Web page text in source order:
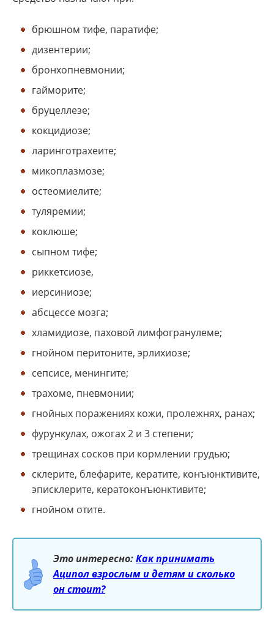
брюшном тифе, паратифе;
дизентерии;
бронхопневмонии;
гайморите;
бруцеллезе;
кокцидиозе;
ларинготрахеите;
микоплазмозе;
остеомиелите;
туляремии;
коклюше;
сыпном тифе;
риккетсиозе,
иерсиниозе;
абсцессе мозга;
хламидиозе, паховой лимфогранулеме;
гнойном перитоните, эрлихиозе;
сепсисе, менингите;
трахоме, пневмонии;
гнойных поражениях кожи, пролежнях, ранах;
фурункулах, ожогах 2 и 3 степени;
трещинах сосков при кормлении грудью;
склерите, блефарите, кератите, конъюнктивите,
эписклерите, кератоконъюнктивите;
гнойном отите.
Это интересно:Как принимать
Аципол взрослым и детям и сколько
он стоит?